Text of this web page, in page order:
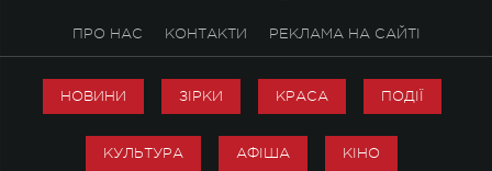
ПРО НАС КОНТАКТИ РЕКЛАМА НА САЙТІ
НОВИНИ ЗІРКИ КРАСА ПОДІЇ
КУЛЬТУРА АФІША КІНО